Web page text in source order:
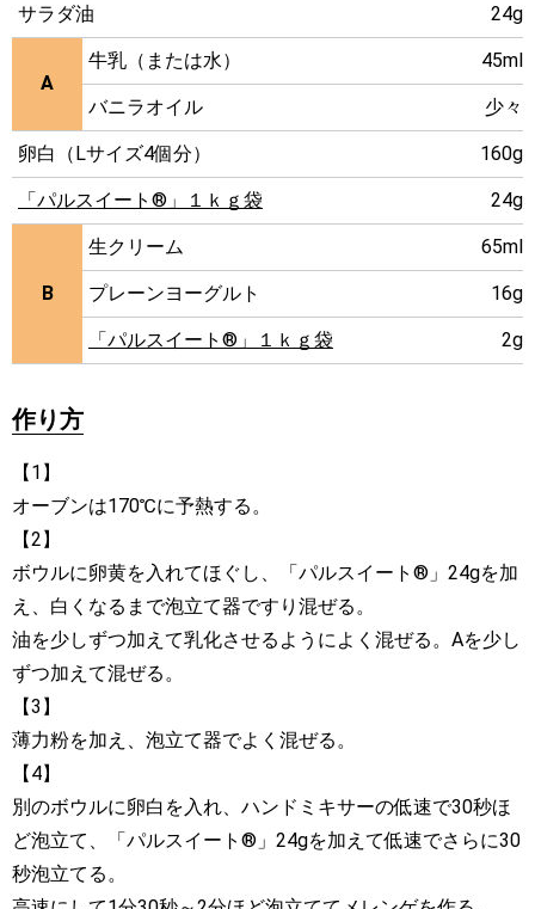
サラダ油 24g
A
牛乳（または水） 45ml
バニラオイル 少々
卵白（Lサイズ4個分） 160g
「パルスイート®」１ｋｇ袋 24g
B
生クリーム 65ml
プレーンヨーグルト 16g
「パルスイート®」１ｋｇ袋 2g
作り方
【1】
オーブンは170℃に予熱する。
【2】
ボウルに卵黄を入れてほぐし、「パルスイート®」24gを加
え、白くなるまで泡立て器ですり混ぜる。
油を少しずつ加えて乳化させるようによく混ぜる。Aを少し
ずつ加えて混ぜる。
【3】
薄力粉を加え、泡立て器でよく混ぜる。
【4】
別のボウルに卵白を入れ、ハンドミキサーの低速で30秒ほ
ど泡立て、「パルスイート®」24gを加えて低速でさらに30
秒泡立てる。